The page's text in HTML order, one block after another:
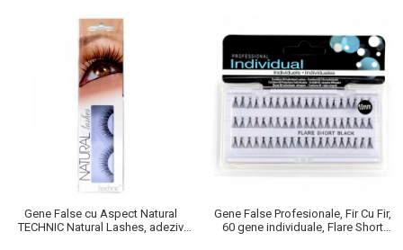
Gene False cu Aspect Natural
TECHNIC Natural Lashes, adeziv
Gene False Profesionale, Fir Cu Fir,
60 gene individuale, Flare Short